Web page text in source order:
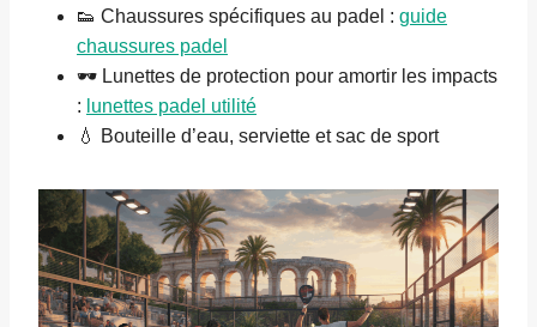
👟 Chaussures spécifiques au padel : guide
chaussures padel
🕶️ Lunettes de protection pour amortir les impacts
: lunettes padel utilité
💧 Bouteille d’eau, serviette et sac de sport